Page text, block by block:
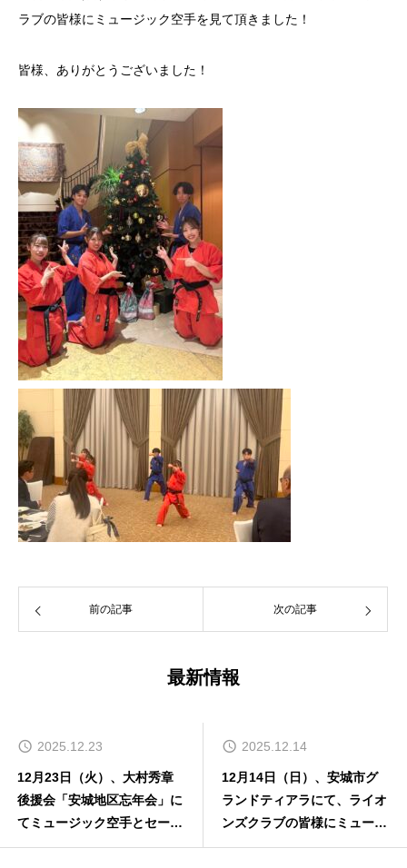
ラブの皆様にミュージック空手を見て頂きました！
皆様、ありがとうございました！
前の記事 次の記事
最新情報
2025.12.14
12月14日（日）、安城市グ
ランドティアラにて、ライオ
ンズクラブの皆様にミュージ
ック空手を見て頂きました！
2025.11.28
PV動画：2025年第1回セーフ
ティー組手グランドチャンピ
オン選手権大会